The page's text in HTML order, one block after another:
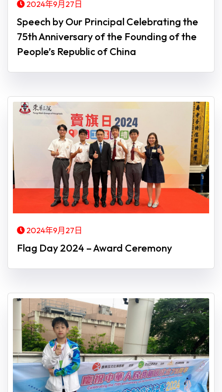
2024年9月27日
Speech by Our Principal Celebrating the
75th Anniversary of the Founding of the
People’s Republic of China
2024年9月27日
Flag Day 2024 – Award Ceremony